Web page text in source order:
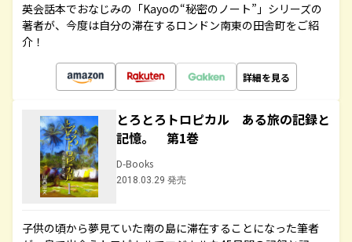
英会話本でおなじみの「Kayoの“秘密のノート”」シリーズの
著者が、今度は自分の滞在するロンドン南東の田舎町をご紹
介！
詳細を見る
とろとろトロピカル ある旅の記録と
記憶。 第1巻
D-Books
2018.03.29 発売
子供の頃から夢見ていた南の島に滞在することになった筆者